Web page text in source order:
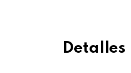
Detalles